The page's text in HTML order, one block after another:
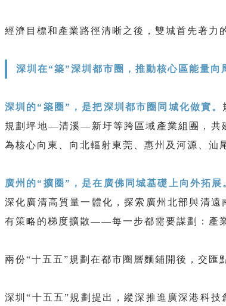
經濟目標和產業路徑清晰之後，雙城首先著力
深圳在“築”深圳都市圈，推動核心區能量向
深圳的“築圈”，是把深圳都市圈同城化做實。
規劃坪地—清溪—新圩等跨區域產業組團，共
為核心向東、向北輻射東莞、惠州及河源、汕
廣州的“擴圈”，是在廣佛同城基礎上向外拓展
深化廣清高質量一體化，探索廣州北部與清
有策略的梯度擴散——每一步都需要謀劃：產
兩份“十五五”規劃在都市圈層麵鋪開後，交匯
深圳“十五五”規劃提出，縱深推進廣深港科